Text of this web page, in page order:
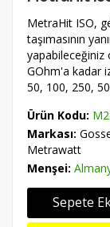
MetraHit ISO,
taşımasının
yapabileceğiniz
GOhm'a kadar
50, 100, 250,
Ürün Kodu:
Markası:
Metrawatt
Menşei:
Sepete